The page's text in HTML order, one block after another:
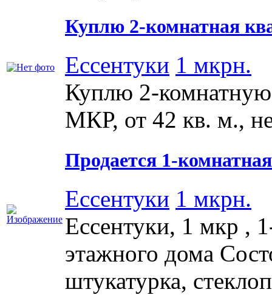
Куплю 2-комнатная
Ессентуки 1 мкрн.
Куплю 2-комнатную
МКР, от 42 кв. м.,
Продается 1-
Ессентуки 1 мкрн.
Ессентуки, 1 мкр ,
этажного дома
штукатурка,